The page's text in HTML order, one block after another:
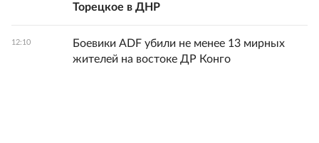
Торецкое в ДНР
12:10
Боевики ADF убили не менее 13 мирных
жителей на востоке ДР Конго